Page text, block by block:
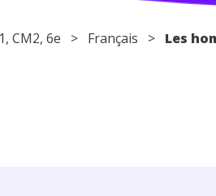
, CM2, 6e > Français > Les